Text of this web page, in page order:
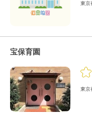
東京
宝保育園
東京